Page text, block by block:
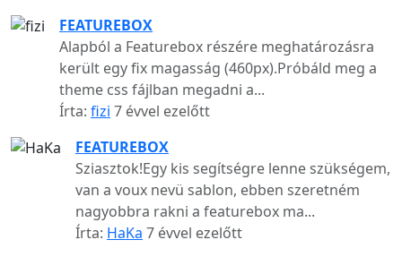
FEATUREBOX
Alapból a Featurebox részére meghatározásra
került egy fix magasság (460px).Próbáld meg a
theme css fájlban megadni a...
Írta: fizi 7 évvel ezelőtt
FEATUREBOX
Sziasztok!Egy kis segítségre lenne szükségem,
van a voux nevü sablon, ebben szeretném
nagyobbra rakni a featurebox ma...
Írta: HaKa 7 évvel ezelőtt